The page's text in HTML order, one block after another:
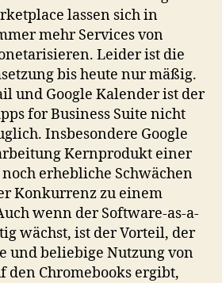
lassen sich in
mehr Services von
Leider ist die
bis heute nur mäßig.
und Google Kalender ist der
for Business Suite nicht
Insbesondere Google
Kernprodukt einer
erhebliche Schwächen
Konkurrenz zu einem
wenn der Software-as-a-
wächst, ist der Vorteil, der
und beliebige Nutzung von
den Chromebooks ergibt,